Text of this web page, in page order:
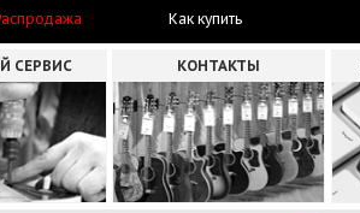
Как купить
СЕРВИС КОНТАКТЫ